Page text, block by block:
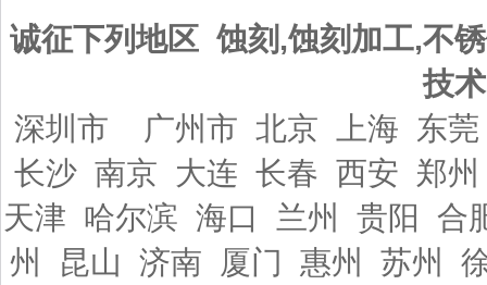
诚征下列地区 蚀刻,蚀刻加工,不
技
深圳市 广州市 北京 上海 东
长沙 南京 大连 长春 西安 郑
天津 哈尔滨 海口 兰州 贵阳
州 昆山 济南 厦门 惠州 苏州